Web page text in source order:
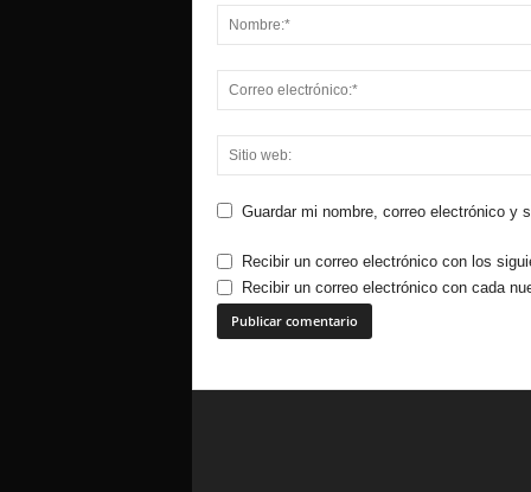
Guardar mi nombre, correo electrónico y
Recibir un correo electrónico con los
Recibir un correo electrónico con cada